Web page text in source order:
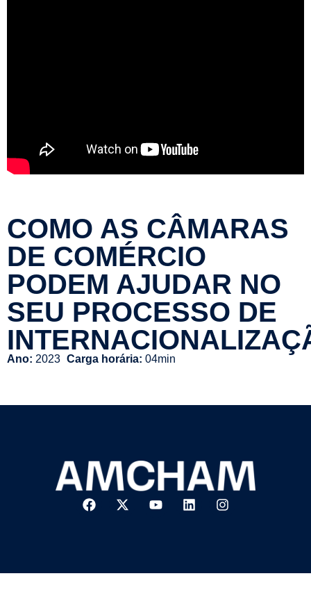
COMO AS CÂMARAS
DE COMÉRCIO
PODEM AJUDAR NO
SEU PROCESSO DE
Ano: 2023 Carga horária: 04min